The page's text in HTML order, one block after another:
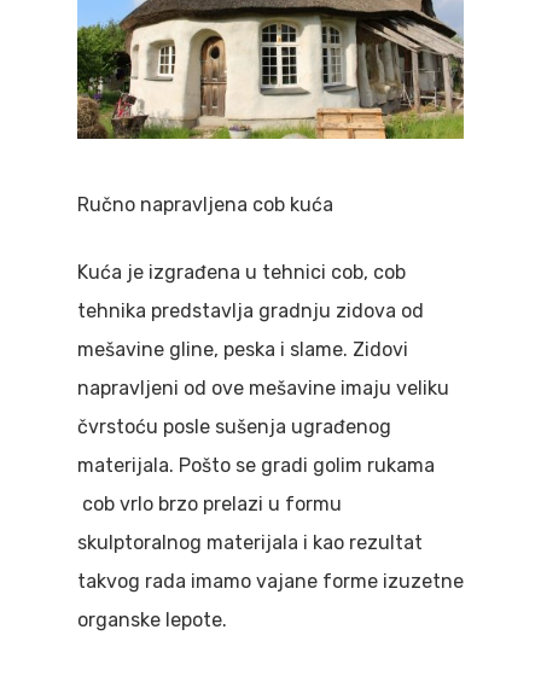
Ručno napravljena cob kuća
Kuća je izgrađena u tehnici cob, cob
tehnika predstavlja gradnju zidova od
mešavine gline, peska i slame. Zidovi
napravljeni od ove mešavine imaju veliku
čvrstoću posle sušenja ugrađenog
materijala. Pošto se gradi golim rukama
cob vrlo brzo prelazi u formu
skulptoralnog materijala i kao rezultat
takvog rada imamo vajane forme izuzetne
organske lepote.